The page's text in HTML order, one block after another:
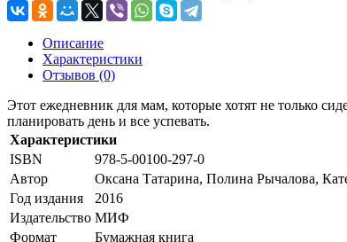
Описание
Характеристики
Отзывов (0)
Этот ежедневник для мам, которые хотят не только
планировать день и все успевать.
Характеристики
ISBN
978-5-00100-297-0
Автор
Оксана Татарина, Полина Рычалова,
Год издания
2016
Издательство МИФ
Формат
Бумажная книга